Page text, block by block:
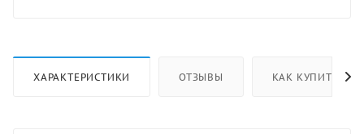
ХАРАКТЕРИСТИКИ ОТЗЫВЫ КАК КУПИТЬ